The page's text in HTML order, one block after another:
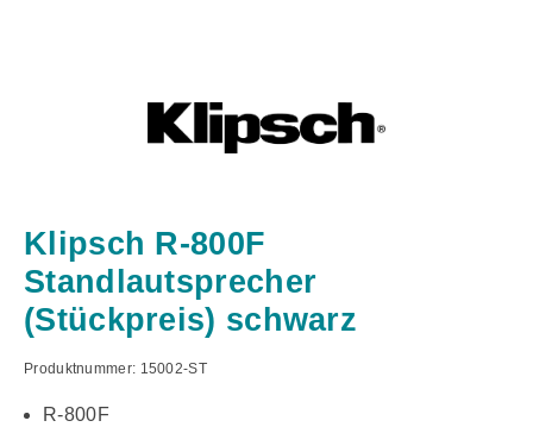
Klipsch R-800F
Standlautsprecher
(Stückpreis) schwarz
Produktnummer: 15002-ST
R-800F